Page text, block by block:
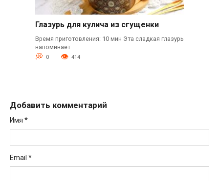
Глазурь для кулича из сгущенки
Время приготовления: 10 мин Эта сладкая глазурь
напоминает
0 414
Добавить комментарий
Имя *
Email *